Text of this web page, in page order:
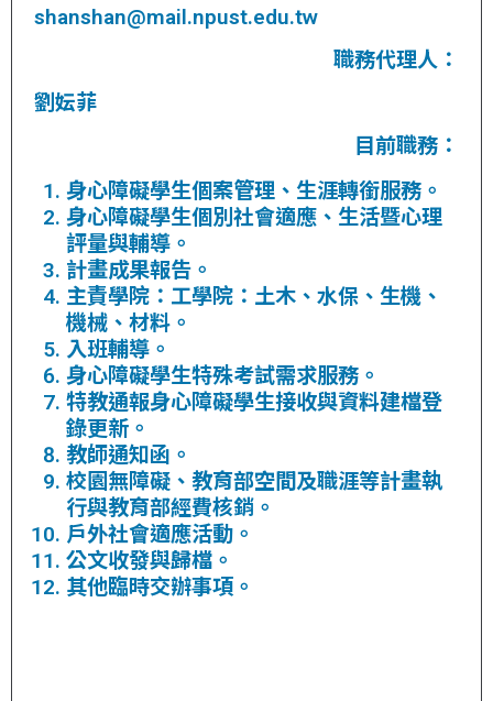
shanshan@mail.npust.edu.tw
職務代理人：
劉妘菲
目前職務：
身心障礙學生個案管理、生涯轉銜服務。
身心障礙學生個別社會適應、生活暨心理
評量與輔導。
計畫成果報告。
主責學院：工學院：土木、水保、生機、
機械、材料。
入班輔導。
身心障礙學生特殊考試需求服務。
特教通報身心障礙學生接收與資料建檔登
錄更新。
教師通知函。
校園無障礙、教育部空間及職涯等計畫執
行與教育部經費核銷。
戶外社會適應活動。
公文收發與歸檔。
其他臨時交辦事項。